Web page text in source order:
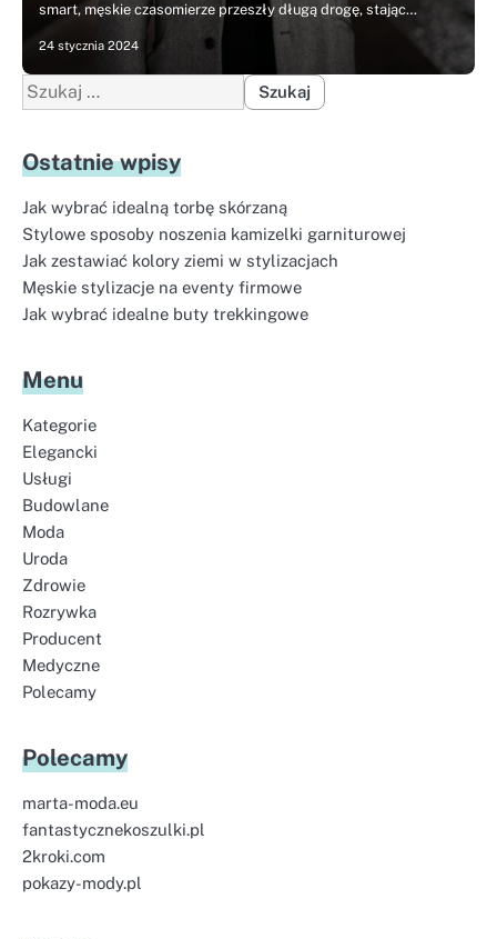
smart, męskie czasomierze przeszły długą drogę, stając…
24 stycznia 2024
Szukaj:
Ostatnie wpisy
Jak wybrać idealną torbę skórzaną
Stylowe sposoby noszenia kamizelki garniturowej
Jak zestawiać kolory ziemi w stylizacjach
Męskie stylizacje na eventy firmowe
Jak wybrać idealne buty trekkingowe
Menu
Kategorie
Elegancki
Usługi
Budowlane
Moda
Uroda
Zdrowie
Rozrywka
Producent
Medyczne
Polecamy
Polecamy
marta-moda.eu
fantastycznekoszulki.pl
2kroki.com
pokazy-mody.pl